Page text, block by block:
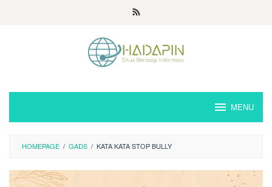
MENU
HOMEPAGE / GADS / KATA KATA STOP BULLY